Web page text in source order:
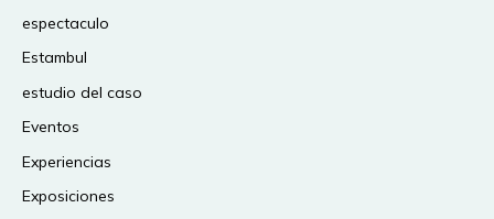
espectaculo
Estambul
estudio del caso
Eventos
Experiencias
Exposiciones